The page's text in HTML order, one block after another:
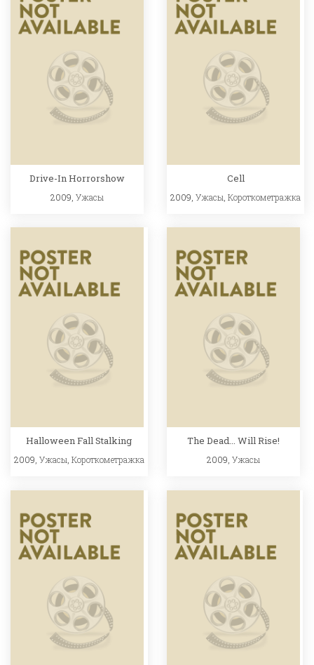
Drive-In Horrorshow
2009, Ужасы
Cell
2009,Ужасы ,Короткометражка
Halloween Fall Stalking
2009, Ужасы, Короткометражка
The Dead... Will Rise!
2009,Ужасы